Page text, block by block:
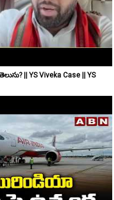
|| YS Viveka Case || YS